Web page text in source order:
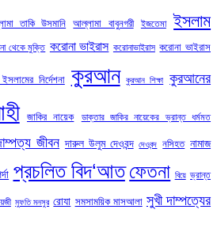
তাকি উসমানি আল্লামা বাবুনগরী ইজতেমা ইসলাম
থেকে মুক্তি করোনা ভাইরাস করোনাভাইরাস করোনা ভাইরাস
নির্দেশনা কুরআন কুরআন শিক্ষা কুরআনের
জাকির নায়েক ডাক্তার জাকির নায়েকের ভ্রান্ত ধর্মমত
জীবন দারুল উলুম দেওবন্দ দেওবন্দ নসিহত নামাজ
প্রচলিত বিদ‘আত ফেতনা বিয়ে ভ্রান্ত
মুফতি মনসুর রোযা সমসাময়িক মাসআলা সুখী দাম্পত্যের